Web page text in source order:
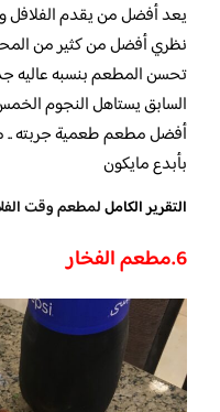
يعد أفضل من يقدم الفلافل
نظري أفضل من كثير من
تحسن المطعم بنسبه عاليه
السابق يستاهل النجوم
أفضل مطعم طعمية جربته ..
بأبدع مايكون
التقرير الكامللمطعم وقت
6.مطعم الفخار